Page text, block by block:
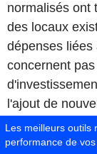
normalisés ont
des locaux
dépenses liées
concernent
l'ajout de
d'information
section 11 du
Les meilleurs outils
performance de